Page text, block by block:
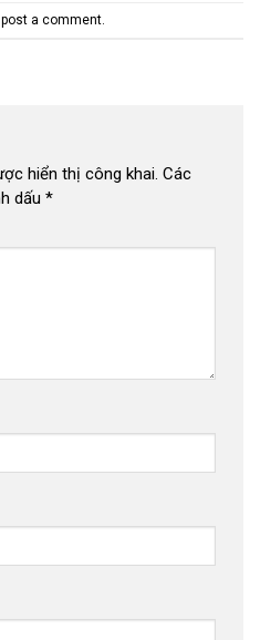
post a comment.
hiển thị công khai. Các
dấu *